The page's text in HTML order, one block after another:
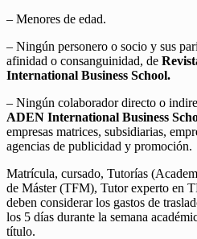
– Menores de edad.
– Ningún personero o socio y sus
afinidad o consanguinidad, de
International Business School.
– Ningún colaborador directo o
ADEN International Business
empresas matrices, subsidiarias,
agencias de publicidad y promoción.
Matrícula, cursado, Tutorías
de Máster (TFM), Tutor experto en
deben considerar los gastos de
los 5 días durante la semana
título.